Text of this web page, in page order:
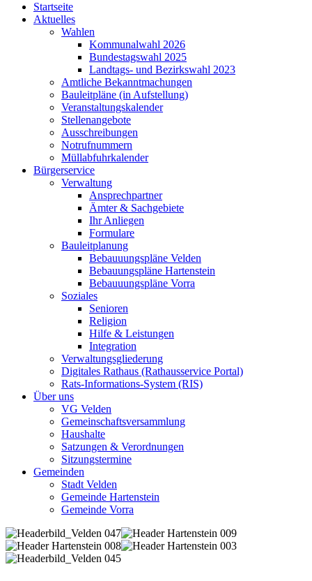
Startseite
Aktuelles
Wahlen
Kommunalwahl 2026
Bundestagswahl 2025
Landtags- und Bezirkswahl 2023
Amtliche Bekanntmachungen
Bauleitpläne (in Aufstellung)
Veranstaltungskalender
Stellenangebote
Ausschreibungen
Notrufnummern
Müllabfuhrkalender
Bürgerservice
Verwaltung
Ansprechpartner
Ämter & Sachgebiete
Ihr Anliegen
Formulare
Bauleitplanung
Bebauuungspläne Velden
Bebauungspläne Hartenstein
Bebauuungspläne Vorra
Soziales
Senioren
Religion
Hilfe & Leistungen
Integration
Verwaltungsgliederung
Digitales Rathaus (Rathausservice Portal)
Rats-Informations-System (RIS)
Über uns
VG Velden
Gemeinschaftsversammlung
Haushalte
Satzungen & Verordnungen
Sitzungstermine
Gemeinden
Stadt Velden
Gemeinde Hartenstein
Gemeinde Vorra